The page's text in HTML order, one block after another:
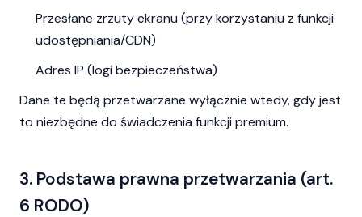
Przesłane zrzuty ekranu (przy korzystaniu z funkcji
udostępniania/CDN)
Adres IP (logi bezpieczeństwa)
Dane te będą przetwarzane wyłącznie wtedy, gdy jest
to niezbędne do świadczenia funkcji premium.
3. Podstawa prawna przetwarzania (art.
6 RODO)